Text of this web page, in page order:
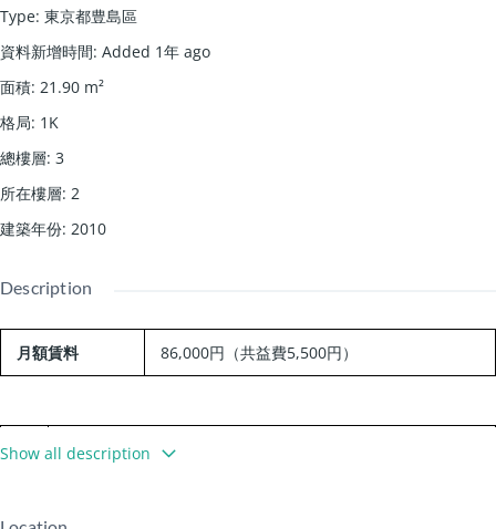
Type: 東京都豊島區
資料新增時間: Added 1年 ago
面積: 21.90 m²
格局: 1K
總樓層: 3
所在樓層: 2
建築年份: 2010
Description
月額賃料 86,000円 （共益費5,500円）
交
西武池袋線/東長崎駅 徒歩7分
自動門鎖、浴室與廁所分開、浴室通風乾燥機、附家具與家
Show all description